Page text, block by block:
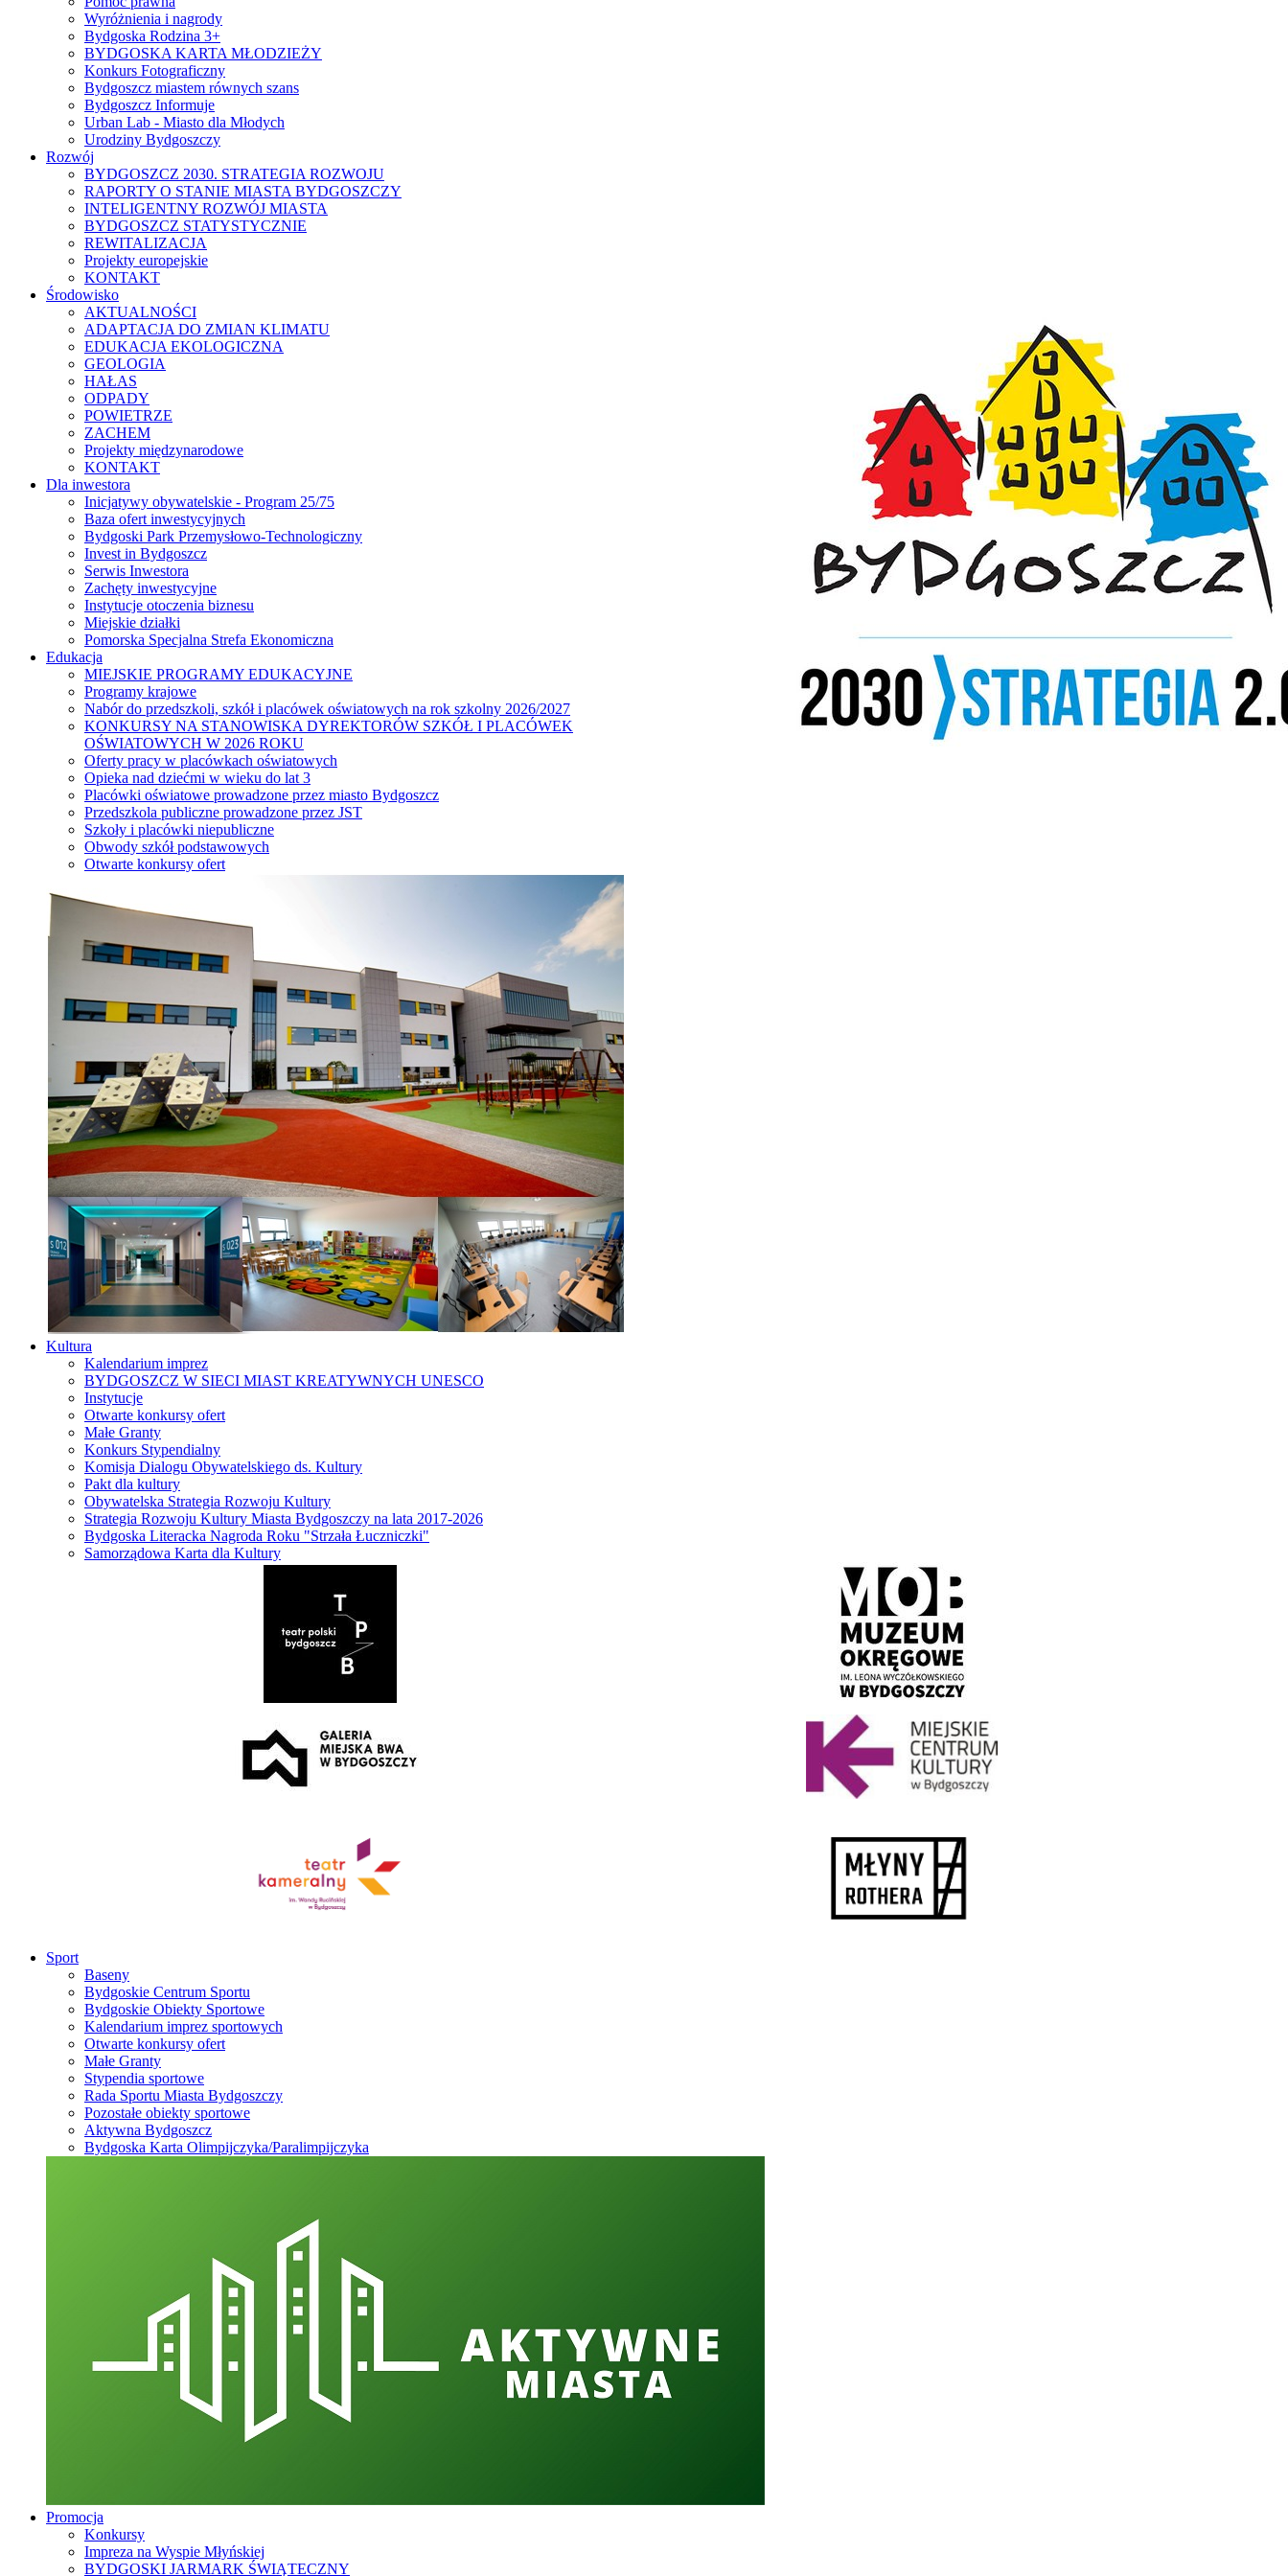
Wyróżnienia i nagrody
Bydgoska Rodzina 3+
BYDGOSKA KARTA MŁODZIEŻY
Konkurs Fotograficzny
Bydgoszcz miastem równych szans
Bydgoszcz Informuje
Urban Lab - Miasto dla Młodych
Urodziny Bydgoszczy
Rozwój
BYDGOSZCZ 2030. STRATEGIA ROZWOJU
RAPORTY O STANIE MIASTA BYDGOSZCZY
INTELIGENTNY ROZWÓJ MIASTA
BYDGOSZCZ STATYSTYCZNIE
REWITALIZACJA
Projekty europejskie
KONTAKT
Środowisko
AKTUALNOŚCI
ADAPTACJA DO ZMIAN KLIMATU
EDUKACJA EKOLOGICZNA
GEOLOGIA
HAŁAS
ODPADY
POWIETRZE
ZACHEM
Projekty międzynarodowe
KONTAKT
Dla inwestora
Inicjatywy obywatelskie - Program 25/75
Baza ofert inwestycyjnych
Bydgoski Park Przemysłowo-Technologiczny
Invest in Bydgoszcz
Serwis Inwestora
Zachęty inwestycyjne
Instytucje otoczenia biznesu
Miejskie działki
Pomorska Specjalna Strefa Ekonomiczna
Edukacja
MIEJSKIE PROGRAMY EDUKACYJNE
Programy krajowe
Nabór do przedszkoli, szkół i placówek oświatowych na rok szkolny 2026/2027
KONKURSY NA STANOWISKA DYREKTORÓW SZKÓŁ I PLACÓWEK
OŚWIATOWYCH W 2026 ROKU
Oferty pracy w placówkach oświatowych
Opieka nad dziećmi w wieku do lat 3
Placówki oświatowe prowadzone przez miasto Bydgoszcz
Przedszkola publiczne prowadzone przez JST
Szkoły i placówki niepubliczne
Obwody szkół podstawowych
Otwarte konkursy ofert
Kultura
Kalendarium imprez
BYDGOSZCZ W SIECI MIAST KREATYWNYCH UNESCO
Instytucje
Otwarte konkursy ofert
Małe Granty
Konkurs Stypendialny
Komisja Dialogu Obywatelskiego ds. Kultury
Pakt dla kultury
Obywatelska Strategia Rozwoju Kultury
Strategia Rozwoju Kultury Miasta Bydgoszczy na lata 2017-2026
Bydgoska Literacka Nagroda Roku "Strzała Łuczniczki"
Samorządowa Karta dla Kultury
Sport
Baseny
Bydgoskie Centrum Sportu
Bydgoskie Obiekty Sportowe
Kalendarium imprez sportowych
Otwarte konkursy ofert
Małe Granty
Stypendia sportowe
Rada Sportu Miasta Bydgoszczy
Pozostałe obiekty sportowe
Aktywna Bydgoszcz
Bydgoska Karta Olimpijczyka/Paralimpijczyka
Promocja
Konkursy
Impreza na Wyspie Młyńskiej
BYDGOSKI JARMARK ŚWIĄTECZNY